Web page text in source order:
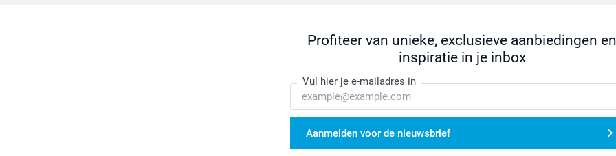
Profiteer van unieke, exclusieve aanbiedingen en
inspiratie in je inbox
Vul hier je e-mailadres in
Aanmelden voor de nieuwsbrief